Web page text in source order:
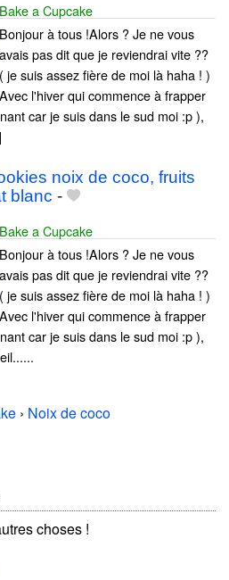
Bake a Cupcake
Bonjour à tous !Alors ? Je ne vous
avais pas dit que je reviendrai vite ??
( je suis assez fière de moi là haha ! )
Avec l'hiver qui commence à frapper
car je suis dans le sud moi :p ),
noix de coco, fruits
blanc -
Bake a Cupcake
Bonjour à tous !Alors ? Je ne vous
avais pas dit que je reviendrai vite ??
( je suis assez fière de moi là haha ! )
Avec l'hiver qui commence à frapper
car je suis dans le sud moi :p ),
› Noix de coco
choses !